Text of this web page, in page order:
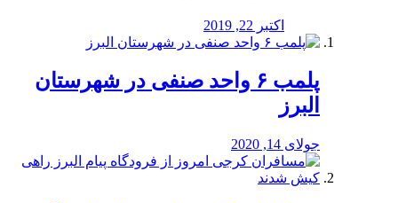
اکتبر 22, 2019
پلمب ۶ واحد صنفی در شهرستان
البرز
جولای 14, 2020